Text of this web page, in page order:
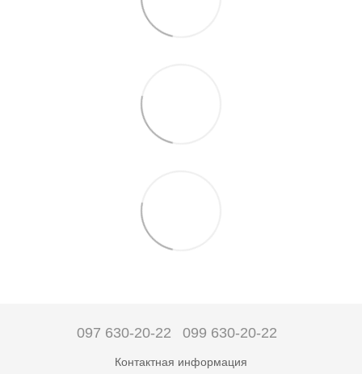
097 630-20-22 099 630-20-22
Контактная информация